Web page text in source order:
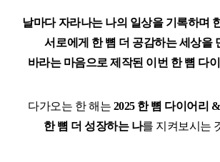
날마다 자라나는 나의 일상을 기록하며
서로에게 한 뼘 더 공감하는 세상을
바라는 마음으로 제작된 이번 한 뼘 다
다가오는 한 해는 2025 한 뼘 다이어리
한 뼘 더 성장하는 나를 지켜보시는